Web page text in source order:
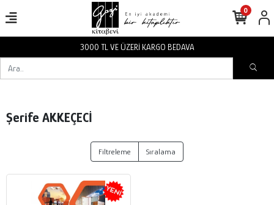
3000 TL VE ÜZERİ KARGO BEDAVA
0
Şerife AKKEÇECİ
Filtreleme Sıralama